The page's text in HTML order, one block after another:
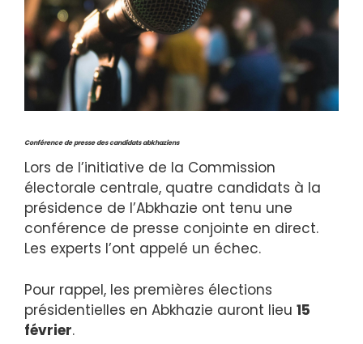
Conférence de presse des candidats abkhaziens
Lors de l’initiative de la Commission
électorale centrale, quatre candidats à la
présidence de l’Abkhazie ont tenu une
conférence de presse conjointe en direct.
Les experts l’ont appelé un échec.
Pour rappel, les premières élections
présidentielles en Abkhazie auront lieu 15
février.